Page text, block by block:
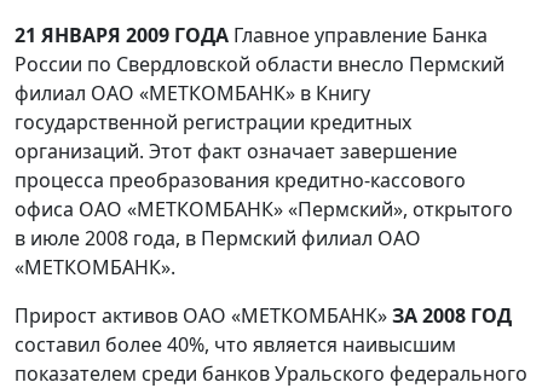
21 ЯНВАРЯ 2009 ГОДА Главное управление Банка
России по Свердловской области внесло Пермский
филиал ОАО «МЕТКОМБАНК» в Книгу
государственной регистрации кредитных
организаций. Этот факт означает завершение
процесса преобразования кредитно-кассового
офиса ОАО «МЕТКОМБАНК» «Пермский», открытого
в июле 2008 года, в Пермский филиал ОАО
«МЕТКОМБАНК».
Прирост активов ОАО «МЕТКОМБАНК»ЗА 2008 ГОД
составил более 40%, что является наивысшим
показателем среди банков Уральского федерального